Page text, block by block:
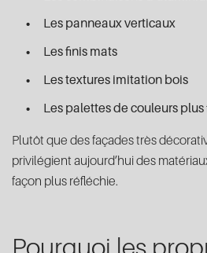
Les panneaux verticaux
Les finis mats
Les textures imitation bois
Les palettes de couleurs plus
Plutôt que des façades très
privilégient aujourd’hui des
façon plus réfléchie.
Pourquoi les